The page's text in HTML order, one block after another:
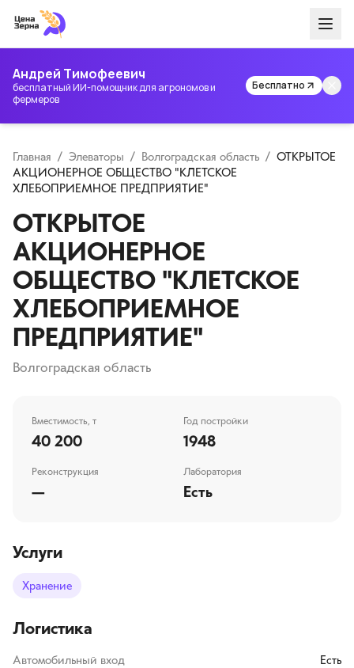
Андрей Тимофеевич
бесплатный ИИ-помощник для агрономов и
фермеров
Бесплатно
Главная / Элеваторы / Волгоградская область / ОТКРЫТОЕ
АКЦИОНЕРНОЕ ОБЩЕСТВО "КЛЕТСКОЕ
ХЛЕБОПРИЕМНОЕ ПРЕДПРИЯТИЕ"
ОТКРЫТОЕ
АКЦИОНЕРНОЕ
ОБЩЕСТВО "КЛЕТСКОЕ
ХЛЕБОПРИЕМНОЕ
ПРЕДПРИЯТИЕ"
Волгоградская область
Вместимость, т
40 200
Год постройки
1948
Реконструкция
—
Лаборатория
Есть
Услуги
Хранение
Логистика
Автомобильный вход Есть